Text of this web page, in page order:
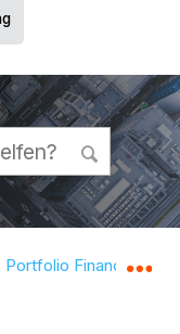
und
Portfolio Financials